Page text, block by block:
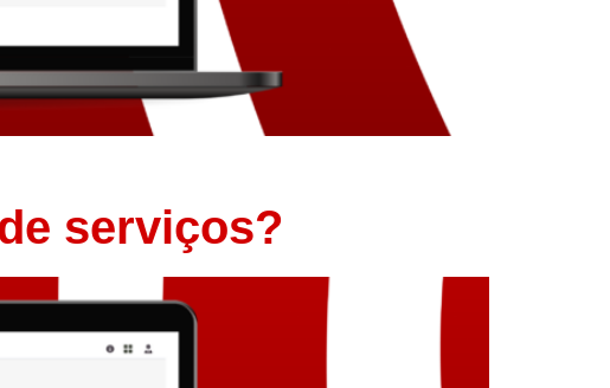
serviços?